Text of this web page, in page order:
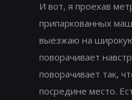
И вот, я проехав
припаркованных
выезжаю на
поворачивает
поворачивает так,
посредине место.